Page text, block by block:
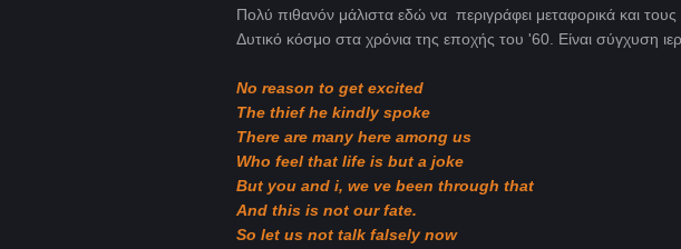
Πολύ πιθανόν μάλιστα εδώ να περιγράφει μεταφορικά και
Δυτικό κόσμο στα χρόνια της εποχής του '60. Είναι σύγχυση
No reason to get excited
The thief he kindly spoke
There are many here among us
Who feel that life is but a joke
But you and i, we ve been through that
And this is not our fate.
So let us not talk falsely now